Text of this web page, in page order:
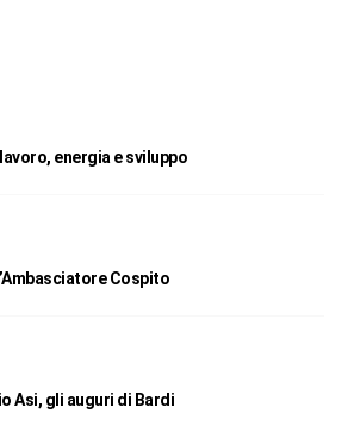
energia e sviluppo
Cospito
Asi, gli auguri di Bardi